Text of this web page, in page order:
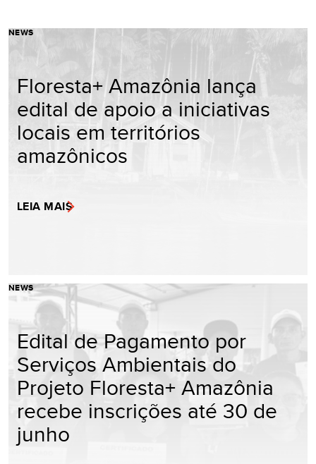
NEWS
Floresta+ Amazônia lança
edital de apoio a iniciativas
locais em territórios
amazônicos
LEIA MAIS
NEWS
Edital de Pagamento por
Serviços Ambientais do
Projeto Floresta+ Amazônia
recebe inscrições até 30 de
junho